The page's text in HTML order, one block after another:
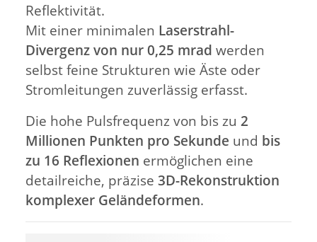
Reflektivität.
Mit einer minimalen Laserstrahl-
Divergenz von nur 0,25 mrad werden
selbst feine Strukturen wie Äste oder
Stromleitungen zuverlässig erfasst.
Die hohe Pulsfrequenz von bis zu 2
Millionen Punkten pro Sekunde und bis
zu 16 Reflexionen ermöglichen eine
detailreiche, präzise 3D-Rekonstruktion
komplexer Geländeformen.